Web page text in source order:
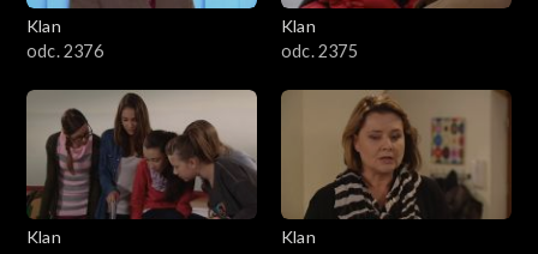
201–300
101–200
1–100
Klan
odc. 2376
Klan
odc. 2375
Klan
Klan